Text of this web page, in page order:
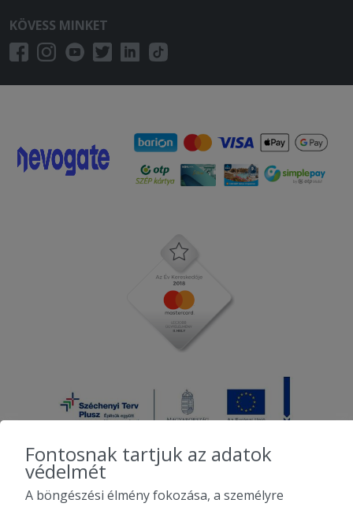
KÖVESS MINKET
2010-2026 Copyright - Falatozz.hu - Diston-line Kft.
Fontosnak tartjuk az adatok
védelmét
A böngészési élmény fokozása, a személyre